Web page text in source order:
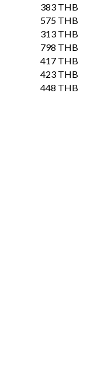
383 THB
575 THB
313 THB
798 THB
417 THB
423 THB
448 THB